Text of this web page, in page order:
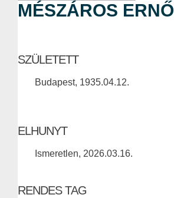
MÉSZÁROS ERNŐ
SZÜLETETT
Budapest, 1935.04.12.
ELHUNYT
Ismeretlen, 2026.03.16.
RENDES TAG